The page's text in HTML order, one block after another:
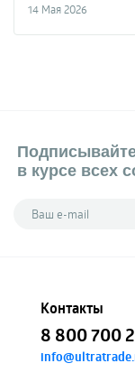
14 Мая 2026
в курсе всех
Контакты
8 800 700